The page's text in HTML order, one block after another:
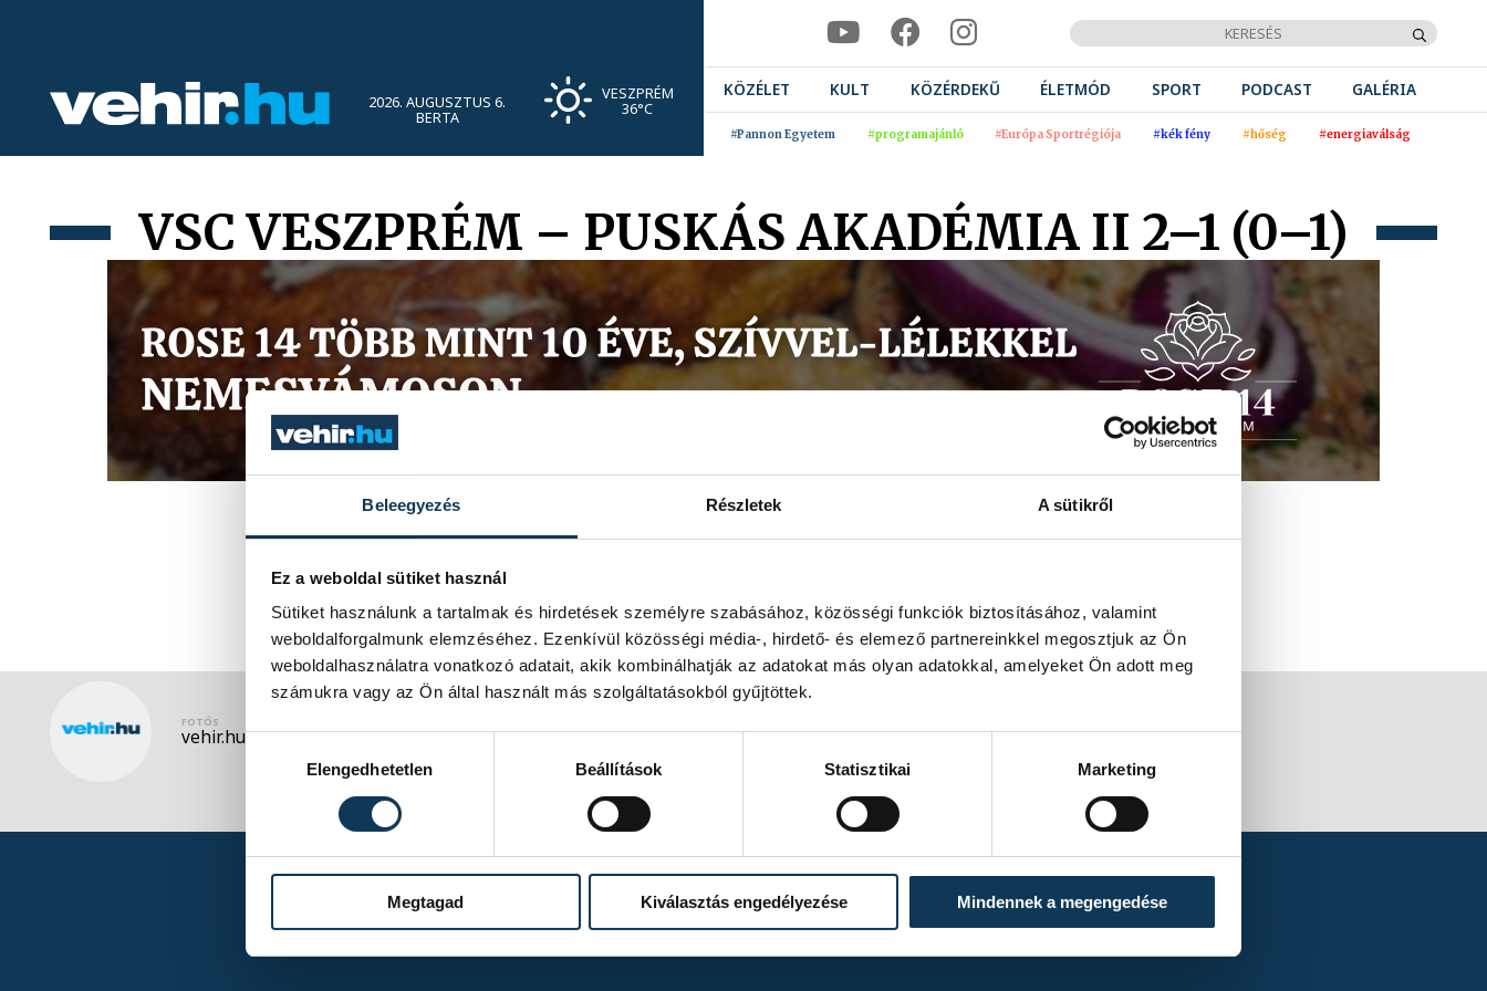
Beleegyezés Részletek A sütikről
Ez a weboldal sütiket használ
Sütiket használunk a tartalmak és hirdetések személyre szabásához, közösségi funkciók biztosításához, valamint
weboldalforgalmunk elemzéséhez. Ezenkívül közösségi média-, hirdető- és elemező partnereinkkel megosztjuk az Ön
weboldalhasználatra vonatkozó adatait, akik kombinálhatják az adatokat más olyan adatokkal, amelyeket Ön adott meg
számukra vagy az Ön által használt más szolgáltatásokból gyűjtöttek.
Elengedhetetlen
Beállítások Statisztikai Marketing
Megtagad Kiválasztás engedélyezése Mindennek a megengedése
2026. AUGUSZTUS 6.
BERTA
VESZPRÉM
36°C
KÖZÉLET KULT KÖZÉRDEKŰ ÉLETMÓD SPORT PODCAST GALÉRIA
#Pannon Egyetem #programajánló #Európa Sportrégiója #kék fény #hőség #energiaválság
VSC VESZPRÉM – PUSKÁS AKADÉMIA II 2–1 (0–1)
FOTÓS
vehir.hu
TOVÁBBI ALBUMOK